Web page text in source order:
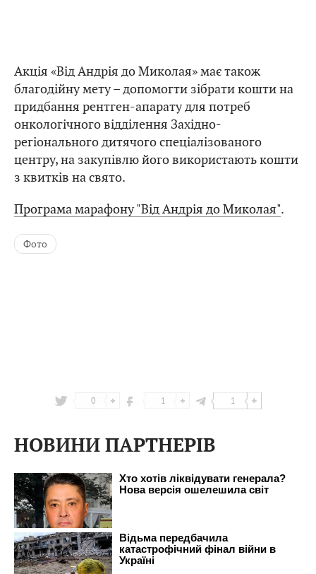
Акція «Від Андрія до Миколая» має також
благодійну мету – допомогти зібрати кошти на
придбання рентген-апарату для потреб
онкологічного відділення Західно-
регіонального дитячого спеціалізованого
центру, на закупівлю його використають кошти
з квитків на свято.
Програма марафону "Від Андрія до Миколая".
Фото
0 1 1
НОВИНИ ПАРТНЕРІВ